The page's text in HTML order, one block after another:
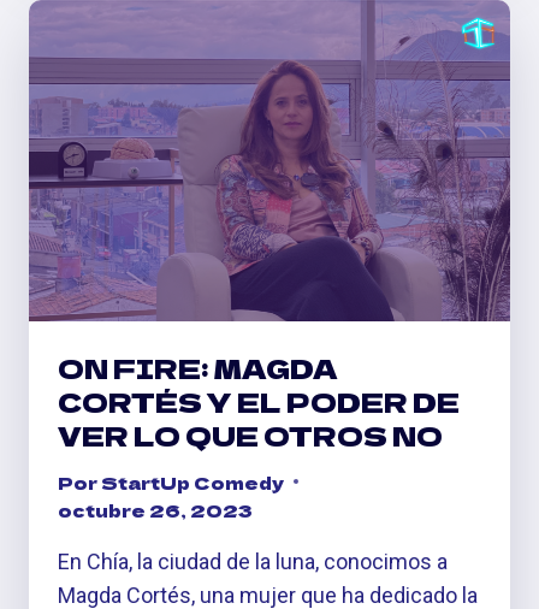
ON FIRE: MAGDA
CORTÉS Y EL PODER DE
VER LO QUE OTROS NO
PorStartUp Comedy
octubre 26, 2023
En Chía, la ciudad de la luna, conocimos a
Magda Cortés, una mujer que ha dedicado la